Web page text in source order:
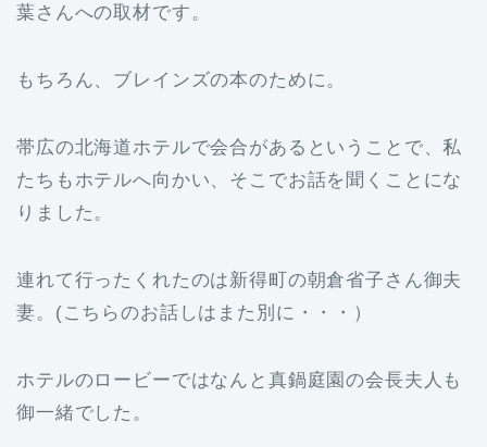
葉さんへの取材です。
もちろん、ブレインズの本のために。
帯広の北海道ホテルで会合があるということで、私
たちもホテルへ向かい、そこでお話を聞くことにな
りました。
連れて行ったくれたのは新得町の朝倉省子さん御夫
妻。(こちらのお話しはまた別に・・・）
ホテルのロービーではなんと真鍋庭園の会長夫人も
御一緒でした。